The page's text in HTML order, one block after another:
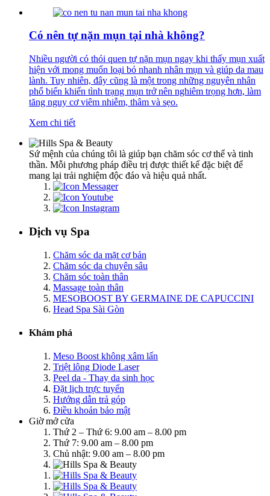
Có nên tự nặn mụn tại nhà không?
Nhiều người có thói quen tự nặn mụn ngay khi thấy mụn xuất
hiện với mong muốn loại bỏ nhanh nhân mụn và giúp da mau
lành. Tuy nhiên, đây cũng là một trong những nguyên nhân
phổ biến khiến tình trạng mụn trở nên nghiêm trọng hơn, làm
tăng nguy cơ viêm nhiễm, thâm và sẹo.
Xem chi tiết
Sứ mệnh của chúng tôi là giúp bạn chăm sóc cơ thể và tinh
thần. Mỗi phương pháp điều trị được thiết kế đặc biệt để
mang lại trải nghiệm độc đáo và hiệu quả nhất.
Dịch vụ Spa
Chăm sóc da mặt cơ bản
Chăm sóc da chuyên sâu
Chăm sóc toàn thân
Massage toàn thân
MESOBOOST BY GERMAINE DE CAPUCCINI
Head Spa Sài Gòn
Khám phá
Meso Boost không xâm lấn
Triệt lông Diode Laser
Peel da - Thay da sinh học
Đặt lịch trực tuyến
Hướng dẫn trả góp
Điều khoản bảo mật
Giờ mở cửa
Thứ 2 – Thứ 6: 9.00 am – 8.00 pm
Thứ 7: 9.00 am – 8.00 pm
Chủ nhật: 9.00 am – 8.00 pm